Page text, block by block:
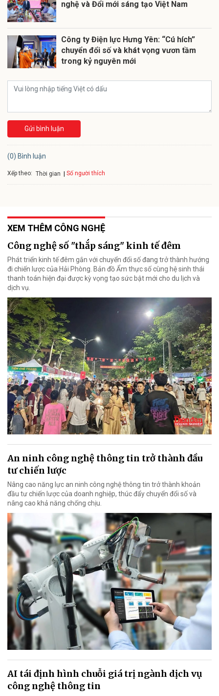
nghệ và Đổi mới sáng tạo Việt Nam
Công ty Điện lực Hưng Yên: “Cú hích”
chuyển đổi số và khát vọng vươn tầm
trong kỷ nguyên mới
Gửi bình luận
(0) Bình luận
Xếp theo: Thời gian Số người thích
XEM THÊM CÔNG NGHỆ
Công nghệ số "thắp sáng" kinh tế đêm
Phát triển kinh tế đêm gắn với chuyển đổi số đang trở thành hướng
đi chiến lược của Hải Phòng. Bản đồ Ẩm thực số cùng hệ sinh thái
thanh toán hiện đại được kỳ vọng tạo sức bật mới cho du lịch và
dịch vụ.
An ninh công nghệ thông tin trở thành đầu
tư chiến lược
Nâng cao năng lực an ninh công nghệ thông tin trở thành khoản
đầu tư chiến lược của doanh nghiệp, thúc đẩy chuyển đổi số và
nâng cao khả năng chống chịu.
AI tái định hình chuỗi giá trị ngành dịch vụ
công nghệ thông tin